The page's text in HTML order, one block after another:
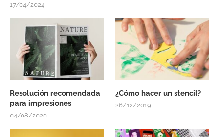
17/04/2024
Resolución recomendada
para impresiones
04/08/2020
¿Cómo hacer un stencil?
26/12/2019